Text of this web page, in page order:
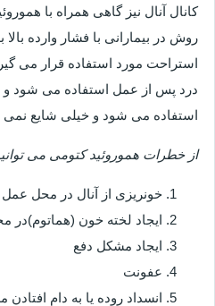
کانال آنال نیز گاهی همراه با
روش در بیمارانی با فشار وارده
استراحت مورد استفاده قرار می
درد پس از عمل استفاده می شود و
استفاده می شود و خیلی شایع نمی
از خطرات هموروئید کتومی می
خونریزی از آنال در محل عمل
ایجاد لخته خون
ایجاد مشکل دفع
عفونت
انسداد روده یا به دام افتادن